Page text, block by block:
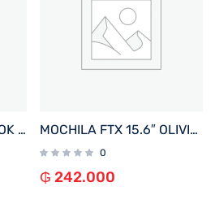
FUNDA PARA NOTEBOOK FTX ZENIT-BG 16″ BEIGE MOCHILA FTX 15.6″ OLIVIA-RBR MARRON ROJIZO
0
₲ 242.000